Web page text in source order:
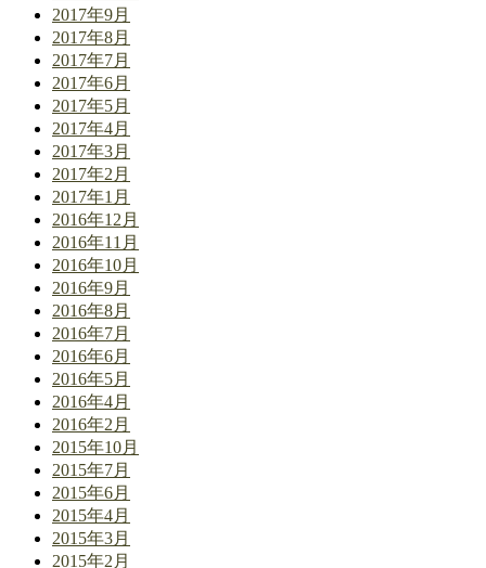
2017年9月
2017年8月
2017年7月
2017年6月
2017年5月
2017年4月
2017年3月
2017年2月
2017年1月
2016年12月
2016年11月
2016年10月
2016年9月
2016年8月
2016年7月
2016年6月
2016年5月
2016年4月
2016年2月
2015年10月
2015年7月
2015年6月
2015年4月
2015年3月
2015年2月